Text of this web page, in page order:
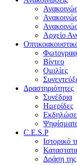
Αρχείο
Βίντεο
Ομιλίες
Δραστηριότητες
Συνέδρια
Ημερίδες
C.E.S.P
Ιστορικό
Δράση